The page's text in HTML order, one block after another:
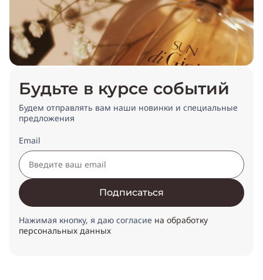
Будьте в курсе событий
Будем отправлять вам наши новинки и специальные
предложения
Email
Подписаться
Нажимая кнопку, я даю согласие на обработку
персональных данных